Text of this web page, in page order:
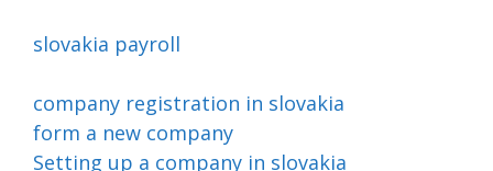
slovakia payroll
company registration in slovakia
form a new company
Setting up a company in slovakia